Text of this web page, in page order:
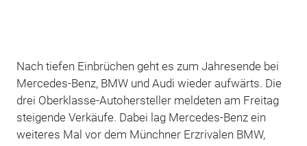
Nach tiefen Einbrüchen geht es zum Jahresende bei
Mercedes-Benz, BMW und Audi wieder aufwärts. Die
drei Oberklasse-Autohersteller meldeten am Freitag
steigende Verkäufe. Dabei lag Mercedes-Benz ein
weiteres Mal vor dem Münchner Erzrivalen BMW,